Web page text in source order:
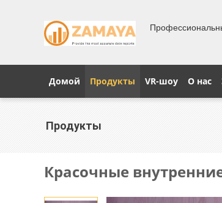
Домой Продукты VR-шоу О нас
Продукты
Красочные